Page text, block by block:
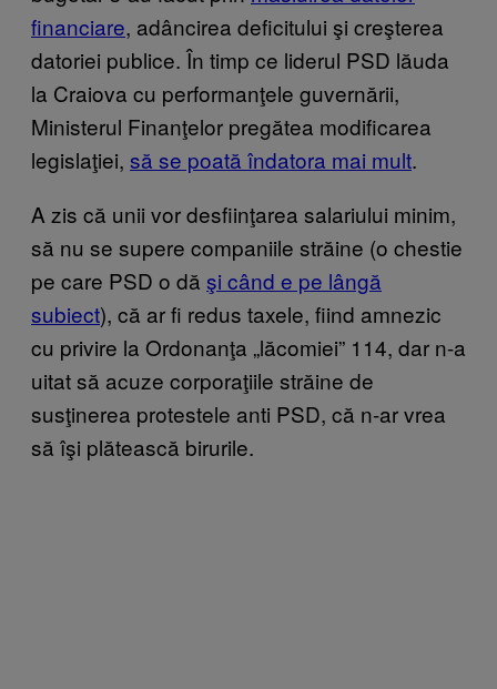
financiare, adâncirea deficitului şi creşterea
datoriei publice. În timp ce liderul PSD lăuda
la Craiova cu performanţele guvernării,
Ministerul Finanţelor pregătea modificarea
legislaţiei, să se poată îndatora mai mult.
A zis că unii vor desfiinţarea salariului minim,
să nu se supere companiile străine (o chestie
pe care PSD o dă şi când e pe lângă
subiect), că ar fi redus taxele, fiind amnezic
cu privire la Ordonanţa „lăcomiei” 114, dar n-a
uitat să acuze corporaţiile străine de
susţinerea protestele anti PSD, că n-ar vrea
să îşi plătească birurile.